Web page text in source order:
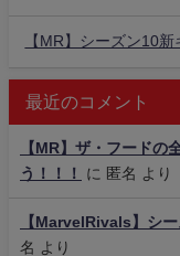
【MR】シーズン10
最近のコメント
【MR】ザ・フードの
う！！！
に 匿名 より
【MarvelRivals】シ
名 より